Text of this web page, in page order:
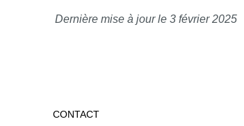
Dernière mise à jour le 3 février 2025
CONTACT